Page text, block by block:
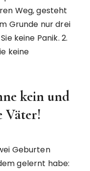
Weg, gesteht
Grunde nur drei
keine Panik. 2.
keine
kein und
Väter!
Geburten
gelernt habe: